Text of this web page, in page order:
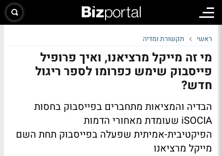
ראשי תקשורת ומדיה
מי זה מייקל מרציאנו, ואיך פרופיל
פייסבוק שימש כפרומו לספר ריגול
חדש?
הבדיה והמציאות מתחברים בפייסבוק בחסות
iSOCIA שעומדת מאחורי הדמות
הפיקטיבית-אמיתית שפעלה בפייסבוק תחת השם
מייקל מרציאנו